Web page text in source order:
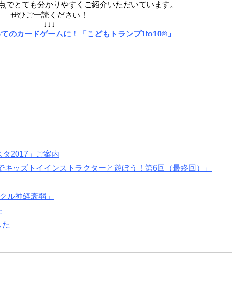
でとても分かりやすくご紹介いただいています。
ぜひご一読ください！
↓↓↓
てのカードゲームに！「こどもトランプ1to10®」
タ2017」ご案内
キッズトイインストラクターと遊ぼう！第6回（最終回）」
ル神経衰弱」
た